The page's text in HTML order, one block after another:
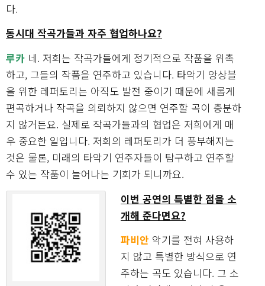
다.
동시대 작곡가들과 자주 협업하나요?
루카 네. 저희는 작곡가들에게 정기적으로 작품을 위촉
하고, 그들의 작품을 연주하고 있습니다. 타악기 앙상블
을 위한 레퍼토리는 아직도 발전 중이기 때문에 새롭게
편곡하거나 작곡을 의뢰하지 않으면 연주할 곡이 충분하
지 않거든요. 실제로 작곡가들과의 협업은 저희에게 매
우 중요한 일입니다. 저희의 레퍼토리가 더 풍부해지는
것은 물론, 미래의 타악기 연주자들이 탐구하고 연주할
수 있는 작품이 늘어나는 기회가 되니까요.
이번 공연의 특별한 점을 소
개해 준다면요?
파비안 악기를 전혀 사용하
지 않고 특별한 방식으로 연
주하는 곡도 있습니다. 그 소